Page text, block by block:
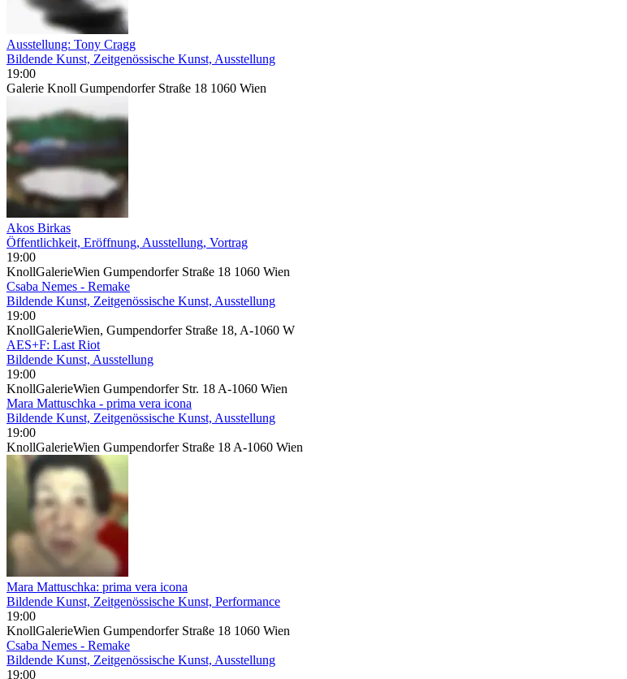
Ausstellung: Tony Cragg
Bildende Kunst, Zeitgenössische Kunst, Ausstellung
19:00
Galerie Knoll Gumpendorfer Straße 18 1060 Wien
Akos Birkas
Öffentlichkeit, Eröffnung, Ausstellung, Vortrag
19:00
KnollGalerieWien Gumpendorfer Straße 18 1060 Wien
Csaba Nemes - Remake
Bildende Kunst, Zeitgenössische Kunst, Ausstellung
19:00
KnollGalerieWien, Gumpendorfer Straße 18, A-1060 W
AES+F: Last Riot
Bildende Kunst, Ausstellung
19:00
KnollGalerieWien Gumpendorfer Str. 18 A-1060 Wien
Mara Mattuschka - prima vera icona
Bildende Kunst, Zeitgenössische Kunst, Ausstellung
19:00
KnollGalerieWien Gumpendorfer Straße 18 A-1060 Wien
Mara Mattuschka: prima vera icona
Bildende Kunst, Zeitgenössische Kunst, Performance
19:00
KnollGalerieWien Gumpendorfer Straße 18 1060 Wien
Csaba Nemes - Remake
Bildende Kunst, Zeitgenössische Kunst, Ausstellung
19:00